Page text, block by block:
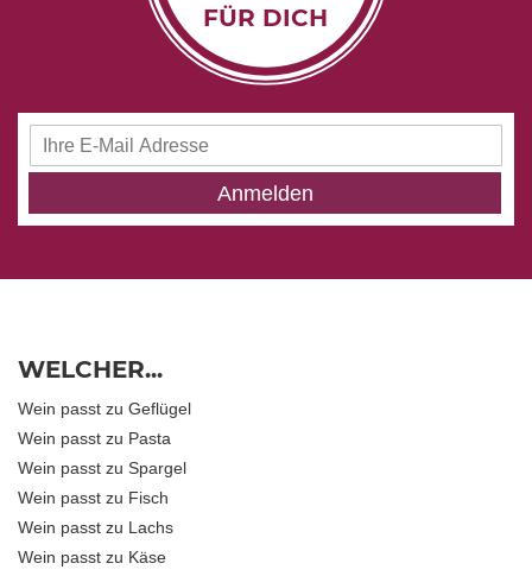
FÜR DICH
Anmeldung
zum
Anmelden
WELCHER...
Wein passt zu Geflügel
Wein passt zu Pasta
Wein passt zu Spargel
Wein passt zu Fisch
Wein passt zu Lachs
Wein passt zu Käse